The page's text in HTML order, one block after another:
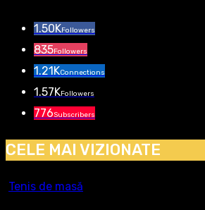
1.50KFollowers
835Followers
1.21KConnections
1.57KFollowers
776Subscribers
CELE MAI VIZIONATE
Tenis de masă